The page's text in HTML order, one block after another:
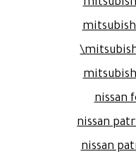
nissan
nissan
nissan